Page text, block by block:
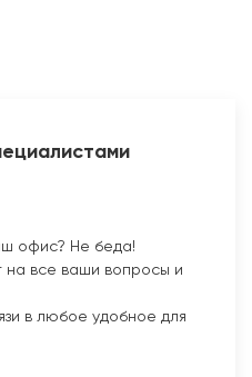
офис? Не беда!
на все ваши вопросы и
в любое удобное для